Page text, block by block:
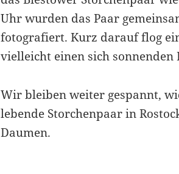
Uhr wurden das Paar
fotografiert. Kurz darauf flog
vielleicht einen sich sonnenden
Wir bleiben weiter gespannt,
lebende Storchenpaar in
Daumen.